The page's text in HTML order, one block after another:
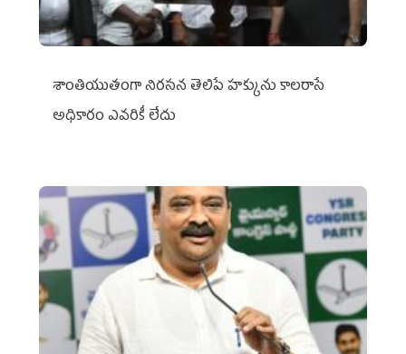
శాంతియుతంగా నిరసన తెలిపే హక్కును కాలరాసే
అధికారం ఎవరికీ లేదు